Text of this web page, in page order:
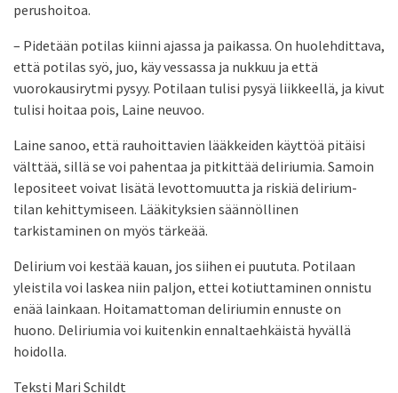
perushoitoa.
– Pidetään potilas kiinni ajassa ja paikassa. On huolehdittava,
että potilas syö, juo, käy vessassa ja nukkuu ja että
vuorokausirytmi pysyy. Potilaan tulisi pysyä liikkeellä, ja kivut
tulisi hoitaa pois, Laine neuvoo.
Laine sanoo, että rauhoittavien lääkkeiden käyttöä pitäisi
välttää, sillä se voi pahentaa ja pitkittää deliriumia. Samoin
lepositeet voivat lisätä levottomuutta ja riskiä delirium-
tilan kehittymiseen. Lääkityksien säännöllinen
tarkistaminen on myös tärkeää.
Delirium voi kestää kauan, jos siihen ei puututa. Potilaan
yleistila voi laskea niin paljon, ettei kotiuttaminen onnistu
enää lainkaan. Hoitamattoman deliriumin ennuste on
huono. Deliriumia voi kuitenkin ennaltaehkäistä hyvällä
hoidolla.
Teksti Mari Schildt